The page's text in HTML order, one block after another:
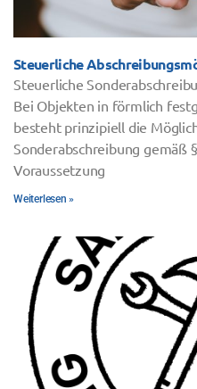
Steuerliche
Steuerliche
Bei Objekten in förmlich
besteht prinzipiell die
Sonderabschreibung gemäß
Voraussetzung
Weiterlesen »